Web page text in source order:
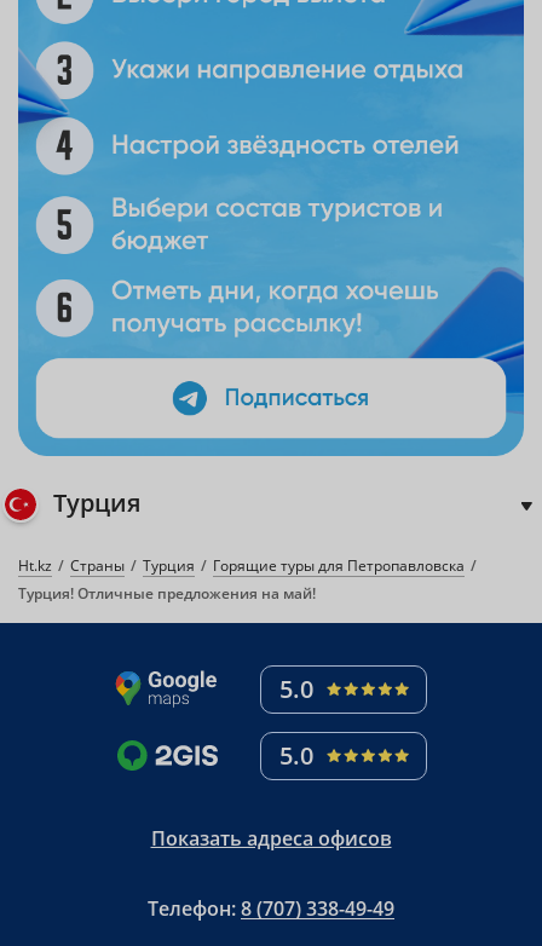
Турция
Ht.kz Страны Турция
Горящие туры для Петропавловска
Турция! Отличные предложения на май!
5.0
5.0
Показать адреса офисов
Телефон:8 (707) 338-49-49